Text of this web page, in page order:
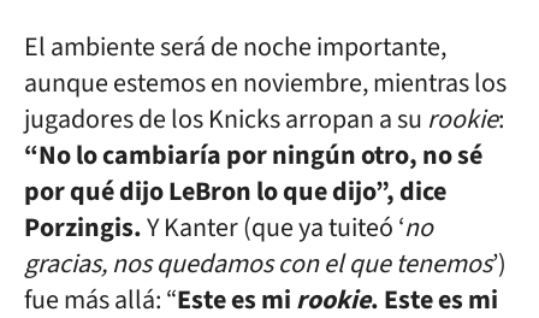
El ambiente será de noche importante,
aunque estemos en noviembre, mientras los
jugadores de los Knicks arropan a su rookie:
“No lo cambiaría por ningún otro, no sé
por qué dijo LeBron lo que dijo”, dice
Porzingis.Y Kanter (que ya tuiteó ‘no
gracias, nos quedamos con el que tenemos’)
fue más allá: “Este es mirookie. Este es mi